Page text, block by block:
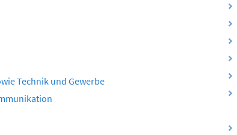
Technik und Gewerbe